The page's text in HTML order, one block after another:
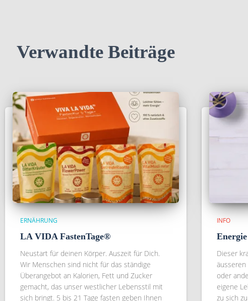
Verwandte Beiträge
ERNÄHRUNG
LA VIDA FastenTage®
Neustart für deinen Körper. Auszeit für Dich.
Wir Menschen sind nicht für das ständige
Überangebot an Kalorien, Fett und Zucker
gemacht, das unser westlicher Lebensstil mit
sich bringt. 5 bis 21 Tage fasten geben Ihnen
INFO
Dieser
äusseren
oder
eigene
zu sich